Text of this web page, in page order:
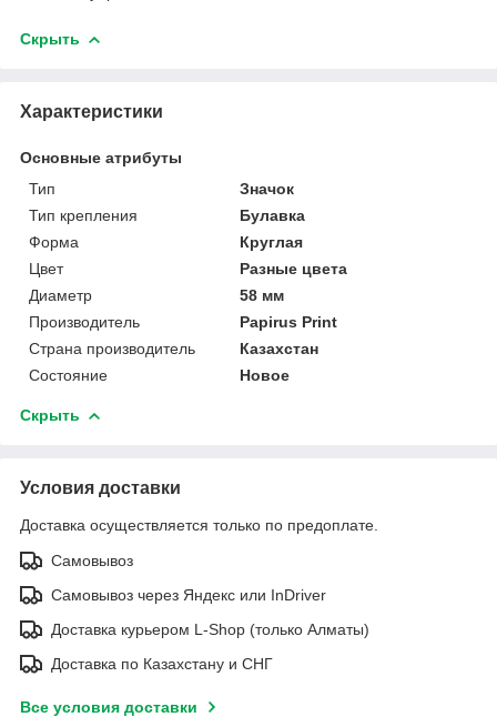
Скрыть
Характеристики
Основные атрибуты
Тип
Значок
Тип крепления
Булавка
Форма
Круглая
Цвет
Разные цвета
Диаметр
58 мм
Производитель
Papirus Print
Страна производитель
Казахстан
Состояние
Новое
Скрыть
Условия доставки
Доставка осуществляется только по предоплате.
Самовывоз
Самовывоз через Яндекс или InDriver
Доставка курьером L-Shop (только Алматы)
Доставка по Казахстану и СНГ
Все условия доставки